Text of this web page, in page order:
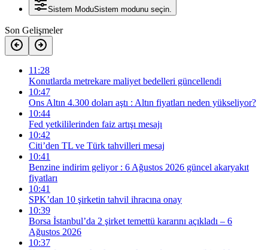
Sistem ModuSistem modunu seçin.
Son Gelişmeler
11:28
Konutlarda metrekare maliyet bedelleri güncellendi
10:47
Ons Altın 4.300 doları aştı : Altın fiyatları neden yükseliyor?
10:44
Fed yetkililerinden faiz artışı mesajı
10:42
Citi’den TL ve Türk tahvilleri mesaj
10:41
Benzine indirim geliyor : 6 Ağustos 2026 güncel akaryakıt
fiyatları
10:41
SPK’dan 10 şirketin tahvil ihracına onay
10:39
Borsa İstanbul’da 2 şirket temettü kararını açıkladı – 6
Ağustos 2026
10:37